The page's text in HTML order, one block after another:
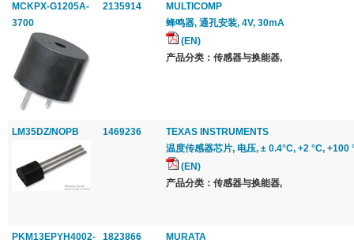
MCKPX-G1205A-
3700
2135914
MULTICOMP
蜂鸣器, 通孔安装, 4V, 30mA
(EN)
产品分类：传感器与换能器,
LM35DZ/NOPB 1469236
TEXAS INSTRUMENTS
温度传感器芯片, 电压, ± 0.4°C, +2 °C, +100
(EN)
产品分类：传感器与换能器,
PKM13EPYH4002-
1823866
MURATA